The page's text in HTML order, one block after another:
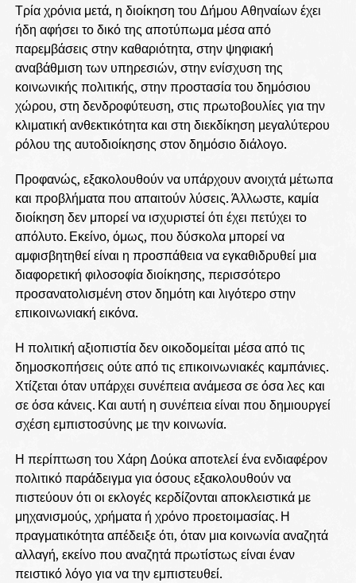
Τρία χρόνια μετά, η διοίκηση του Δήμου Αθηναίων έχει
ήδη αφήσει το δικό της αποτύπωμα μέσα από
παρεμβάσεις στην καθαριότητα, στην ψηφιακή
αναβάθμιση των υπηρεσιών, στην ενίσχυση της
κοινωνικής πολιτικής, στην προστασία του δημόσιου
χώρου, στη δενδροφύτευση, στις πρωτοβουλίες για την
κλιματική ανθεκτικότητα και στη διεκδίκηση μεγαλύτερου
ρόλου της αυτοδιοίκησης στον δημόσιο διάλογο.
Προφανώς, εξακολουθούν να υπάρχουν ανοιχτά μέτωπα
και προβλήματα που απαιτούν λύσεις. Άλλωστε, καμία
διοίκηση δεν μπορεί να ισχυριστεί ότι έχει πετύχει το
απόλυτο. Εκείνο, όμως, που δύσκολα μπορεί να
αμφισβητηθεί είναι η προσπάθεια να εγκαθιδρυθεί μια
διαφορετική φιλοσοφία διοίκησης, περισσότερο
προσανατολισμένη στον δημότη και λιγότερο στην
επικοινωνιακή εικόνα.
Η πολιτική αξιοπιστία δεν οικοδομείται μέσα από τις
δημοσκοπήσεις ούτε από τις επικοινωνιακές καμπάνιες.
Χτίζεται όταν υπάρχει συνέπεια ανάμεσα σε όσα λες και
σε όσα κάνεις. Και αυτή η συνέπεια είναι που δημιουργεί
σχέση εμπιστοσύνης με την κοινωνία.
Η περίπτωση του Χάρη Δούκα αποτελεί ένα ενδιαφέρον
πολιτικό παράδειγμα για όσους εξακολουθούν να
πιστεύουν ότι οι εκλογές κερδίζονται αποκλειστικά με
μηχανισμούς, χρήματα ή χρόνο προετοιμασίας. Η
πραγματικότητα απέδειξε ότι, όταν μια κοινωνία αναζητά
αλλαγή, εκείνο που αναζητά πρωτίστως είναι έναν
πειστικό λόγο για να την εμπιστευθεί.